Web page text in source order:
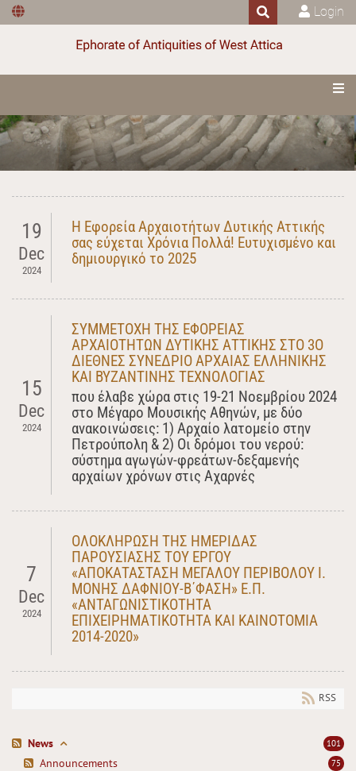
Login
19
Dec
2024
Η Εφορεία Αρχαιοτήτων Δυτικής Αττικής
σας εύχεται Χρόνια Πολλά! Ευτυχισμένο και
δημιουργικό το 2025
15
Dec
2024
ΣΥΜΜΕΤΟΧΗ ΤΗΣ ΕΦΟΡΕΙΑΣ
ΑΡΧΑΙΟΤΗΤΩΝ ΔΥΤΙΚΗΣ ΑΤΤΙΚΗΣ ΣΤΟ 3Ο
ΔΙΕΘΝΕΣ ΣΥΝΕΔΡΙΟ ΑΡΧΑΙΑΣ ΕΛΛΗΝΙΚΗΣ
ΚΑΙ ΒΥΖΑΝΤΙΝΗΣ ΤΕΧΝΟΛΟΓΙΑΣ
που έλαβε χώρα στις 19-21 Νοεμβρίου 2024
στο Μέγαρο Μουσικής Αθηνών, με δύο
ανακοινώσεις: 1) Αρχαίο λατομείο στην
Πετρούπολη & 2) Οι δρόμοι του νερού:
σύστημα αγωγών-φρεάτων-δεξαμενής
αρχαίων χρόνων στις Αχαρνές
7
Dec
2024
ΟΛΟΚΛΗΡΩΣΗ ΤΗΣ ΗΜΕΡΙΔΑΣ
ΠΑΡΟΥΣΙΑΣΗΣ ΤΟΥ ΕΡΓΟΥ
«ΑΠΟΚΑΤΑΣΤΑΣΗ ΜΕΓΑΛΟΥ ΠΕΡΙΒΟΛΟΥ Ι.
ΜΟΝΗΣ ΔΑΦΝΙΟΥ-Β΄ΦΑΣΗ» Ε.Π.
«ΑΝΤΑΓΩΝΙΣΤΙΚΟΤΗΤΑ
ΕΠΙΧΕΙΡΗΜΑΤΙΚΟΤΗΤΑ ΚΑΙ ΚΑΙΝΟΤΟΜΙΑ
2014-2020»
RSS
101
News
75
Announcements